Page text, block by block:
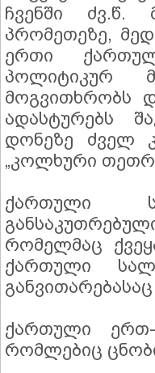
ჩვენში ძვ.წ.
პრომეთეზე,
ერთი
პოლიტიკურ
მოგვითხრობს
ადასტურებს
დონეზე ძველ
„კოლხური
ქართული
რომელმაც
ქართული
ქართული ერთ-
რომლებიც